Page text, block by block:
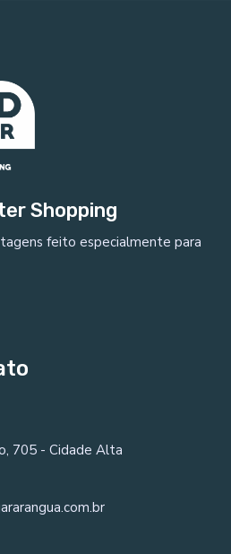
Shopping
feito especialmente para
705 - Cidade Alta